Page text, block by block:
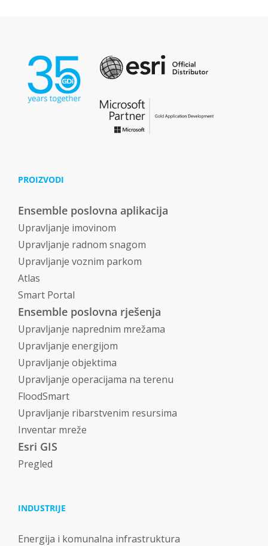
PROIZVODI
Ensemble poslovna aplikacija
Upravljanje imovinom
Upravljanje radnom snagom
Upravljanje voznim parkom
Atlas
Smart Portal
Ensemble poslovna rješenja
Upravljanje naprednim mrežama
Upravljanje energijom
Upravljanje objektima
Upravljanje operacijama na terenu
FloodSmart
Upravljanje ribarstvenim resursima
Inventar mreže
Esri GIS
Pregled
INDUSTRIJE
Energija i komunalna infrastruktura